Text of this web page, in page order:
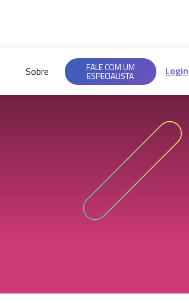
Sobre FALE COM UM
ESPECIALISTA Login
Saiba mais em nossas
Políticas de
Privacidade.